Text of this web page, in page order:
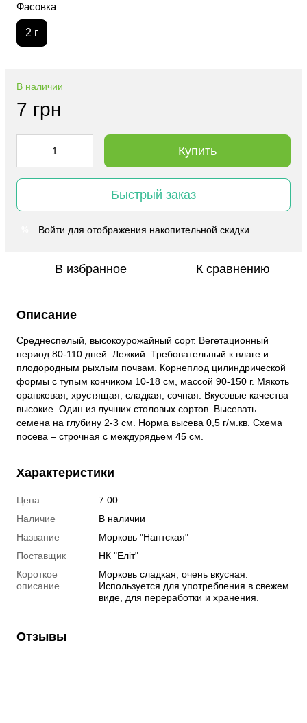
Фасовка
2 г
В наличии
7 грн
Купить
Быстрый заказ
Войти для отображения накопительной скидки
В избранное К сравнению
Описание
Среднеспелый, высокоурожайный сорт. Вегетационный
период 80-110 дней. Лежкий. Требовательный к влаге и
плодородным рыхлым почвам. Корнеплод цилиндрической
формы с тупым кончиком 10-18 см, массой 90-150 г. Мякоть
оранжевая, хрустящая, сладкая, сочная. Вкусовые качества
высокие. Один из лучших столовых сортов. Высевать
семена на глубину 2-3 см. Норма высева 0,5 г/м.кв. Схема
посева – строчная с междурядьем 45 см.
Характеристики
Цена
7.00
Наличие
В наличии
Название
Морковь "Нантская"
Поставщик
НК "Еліт"
Короткое
описание
Морковь сладкая, очень вкусная.
Используется для употребления в свежем
виде, для переработки и хранения.
Отзывы